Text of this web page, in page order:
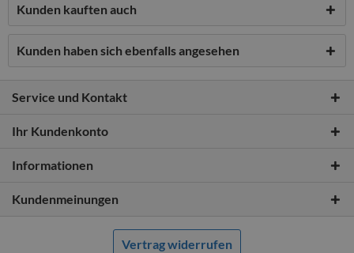
Kunden kauften auch
Kunden haben sich ebenfalls angesehen
Service und Kontakt
Ihr Kundenkonto
Informationen
Kundenmeinungen
Vertrag widerrufen